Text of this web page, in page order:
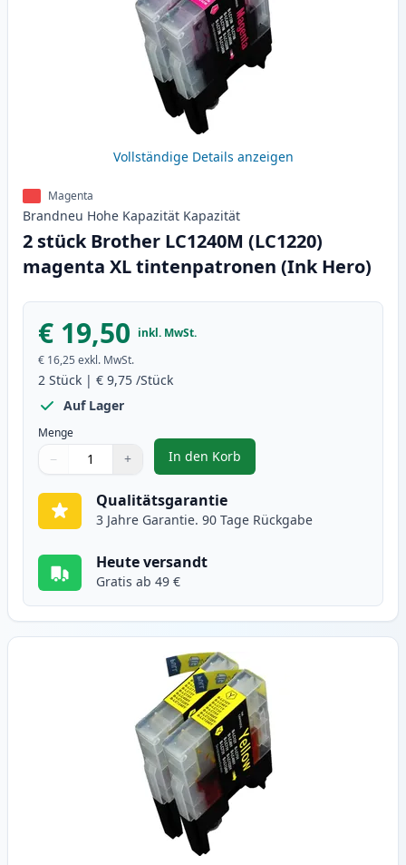
Vollständige Details anzeigen
Magenta
Brandneu Hohe Kapazität Kapazität
2 stück Brother LC1240M (LC1220)
magenta XL tintenpatronen (Ink Hero)
€ 19,50 inkl. MwSt.
€ 16,25 exkl. MwSt.
2 Stück | € 9,75 /Stück
Auf Lager
Menge
Verwenden Sie die Tasten, um anzupassen
− +
1
In den Korb
, 2 stück Brother LC1240M
Qualitätsgarantie
3 Jahre Garantie. 90 Tage Rückgabe
Heute versandt
Gratis ab 49 €